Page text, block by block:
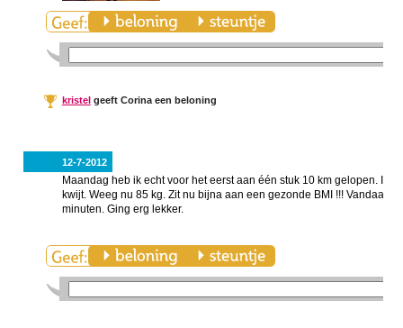
kristelgeeft Corina een beloning
12-7-2012
Maandag heb ik echt voor het eerst aan één stuk 10 km gelopen. In
kwijt. Weeg nu 85 kg. Zit nu bijna aan een gezonde BMI !!! Vandaag
minuten. Ging erg lekker.